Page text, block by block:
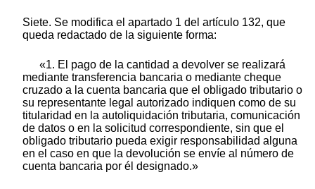
Siete. Se modifica el apartado 1 del artículo 132, que
queda redactado de la siguiente forma:
«1. El pago de la cantidad a devolver se realizará
mediante transferencia bancaria o mediante cheque
cruzado a la cuenta bancaria que el obligado tributario o
su representante legal autorizado indiquen como de su
titularidad en la autoliquidación tributaria, comunicación
de datos o en la solicitud correspondiente, sin que el
obligado tributario pueda exigir responsabilidad alguna
en el caso en que la devolución se envíe al número de
cuenta bancaria por él designado.»